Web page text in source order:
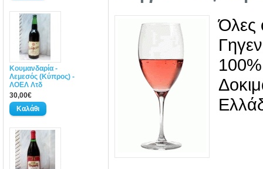
Κουμανδαρία -
Λεμεσός (Κύπρος) -
ΛΟΕΛ Λτδ
30,00€
Όλες
100%